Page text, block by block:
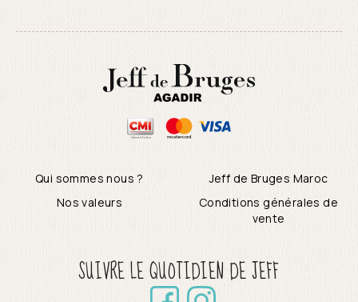
Qui sommes nous ?
Jeff de Bruges Maroc
Nos valeurs
Conditions générales de
vente
SUIVRE LE QUOTIDIEN DE JEFF